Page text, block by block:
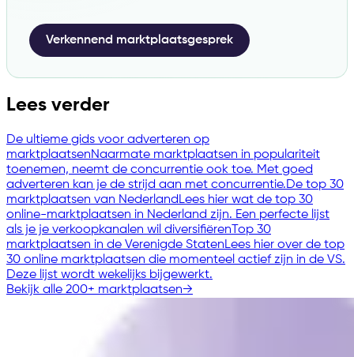
Verkennend marktplaatsgesprek
Lees verder
De ultieme gids voor adverteren op
marktplaatsenNaarmate marktplaatsen in populariteit
toenemen, neemt de concurrentie ook toe. Met goed
adverteren kan je de strijd aan met concurrentie.De top 30
marktplaatsen van NederlandLees hier wat de top 30
online-marktplaatsen in Nederland zijn. Een perfecte lijst
als je je verkoopkanalen wil diversifiëren Top 30
marktplaatsen in de Verenigde StatenLees hier over de top
30 online marktplaatsen die momenteel actief zijn in de VS.
Deze lijst wordt wekelijks bijgewerkt.
Bekijk alle 200+ marktplaatsen→